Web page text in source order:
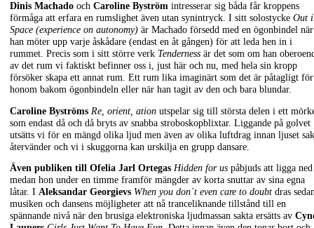
Dinis Machado och Caroline Byström intresserar sig båda får kroppens
förmåga att erfara en rumslighet även utan synintryck. I sitt solostycke Out
Space (experience on autonomy) är Machado försedd med en ögonbindel när
han möter upp varje åskådare (endast en åt gången) för att leda hen in i
rummet. Precis som i sitt större verk Tenderness är det som om han
av det rum vi faktiskt befinner oss i, just här och nu, med hela sin kropp
försöker skapa ett annat rum. Ett rum lika imaginärt som det är påtagligt för
honom bakom ögonbindeln eller när han tagit av den och bara blundar.
Caroline Byströms Re, orient, ation utspelar sig till största delen i ett
som endast då och då bryts av snabba stroboskopblixtar. Liggande på golvet
utsätts vi för en mängd olika ljud men även av olika luftdrag innan ljuset
återvänder och vi i skuggorna kan urskilja en grupp dansare.
Även publiken till Ofelia Jarl Ortegas Hidden for us påbjuds att ligga ned
medan hon under en timme framför mängder av korta snuttar av sina egna
låtar. I Aleksandar Georgievs When you don´t even care to doubt dras
musiken och dansens möjligheter att nå tranceliknande tillstånd till en
spännande nivå när den brusiga elektroniska ljudmassan sakta ersätts av